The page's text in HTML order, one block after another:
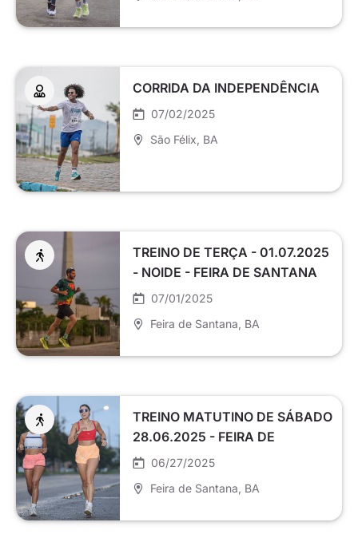
CORRIDA DA INDEPENDÊNCIA
07/02/2025
São Félix , BA
TREINO DE TERÇA - 01.07.2025
- NOIDE - FEIRA DE SANTANA
07/01/2025
Feira de Santana , BA
TREINO MATUTINO DE SÁBADO
28.06.2025 - FEIRA DE
SANTANA
06/27/2025
Feira de Santana , BA